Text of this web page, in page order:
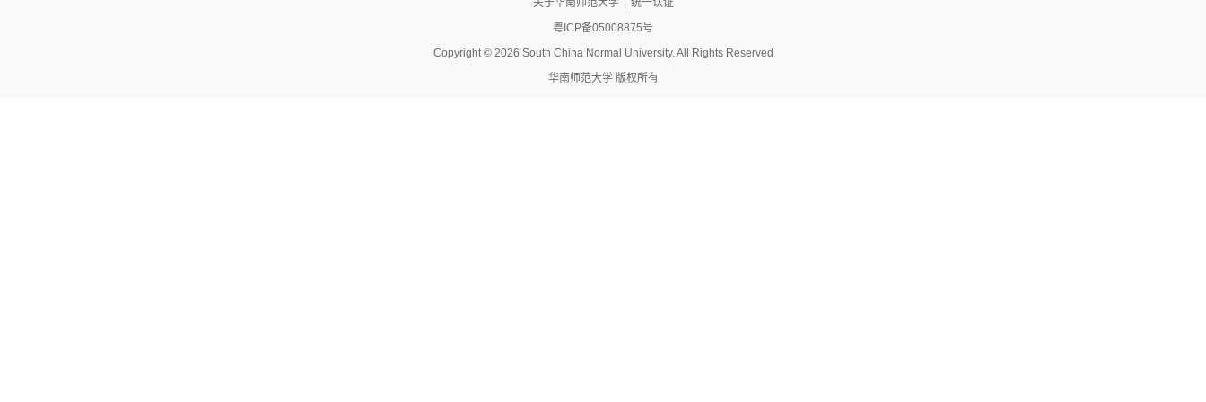
关于华南师范大学
统一认证
粤ICP备05008875号
Copyright © 2026 South China Normal University. All Rights Reserved
华南师范大学 版权所有